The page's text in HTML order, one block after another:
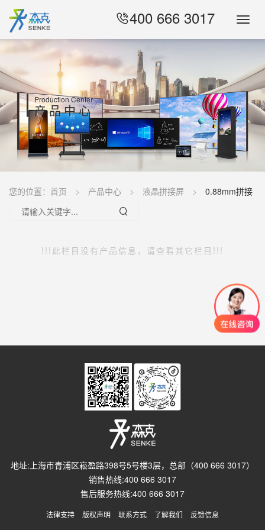
400 666 3017
Production Center
产品中心
您的位置： 首页 产品中心 液晶拼接屏 0.88mm拼接
!!!此栏目没有产品信息，请查看其它栏目!!!
地址:上海市青浦区崧盈路398号5号楼3层，总部（400 666 3017）
销售热线:400 666 3017
售后服务热线:400 666 3017
法律支持 版权声明 联系方式 了解我们 反馈信息